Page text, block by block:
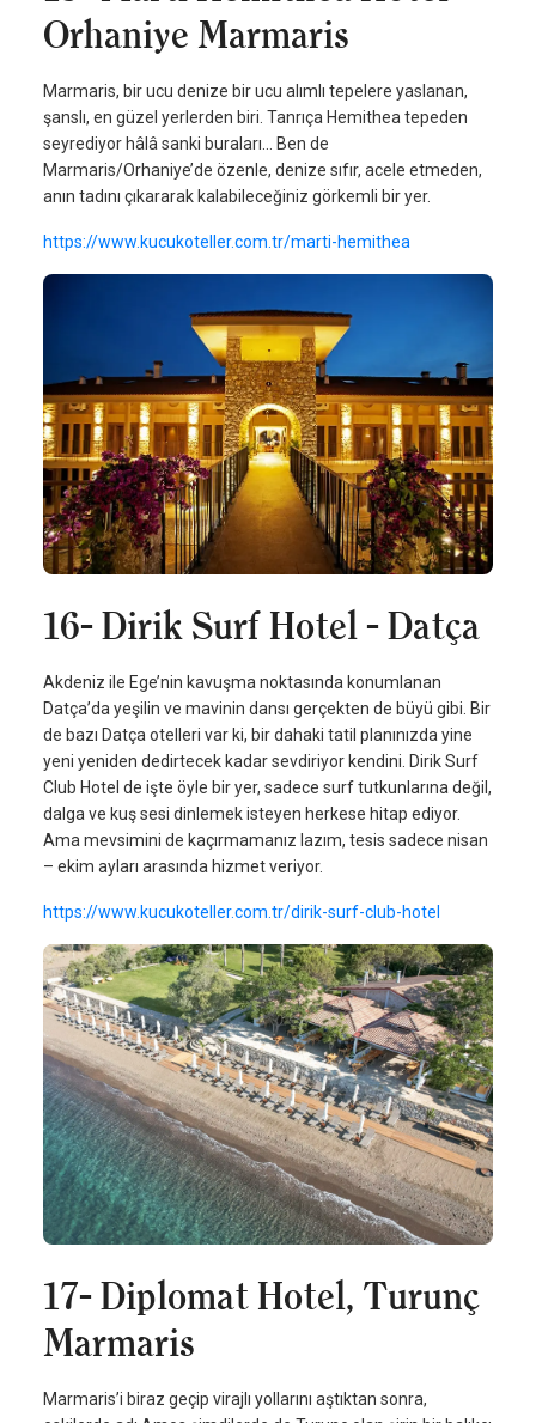
Orhaniye Marmaris
Marmaris, bir ucu denize bir ucu alımlı tepelere yaslanan,
şanslı, en güzel yerlerden biri. Tanrıça Hemithea tepeden
seyrediyor hâlâ sanki buraları… Ben de
Marmaris/Orhaniye’de özenle, denize sıfır, acele etmeden,
anın tadını çıkararak kalabileceğiniz görkemli bir yer.
https://www.kucukoteller.com.tr/marti-hemithea
16- Dirik Surf Hotel - Datça
Akdeniz ile Ege’nin kavuşma noktasında konumlanan
Datça’da yeşilin ve mavinin dansı gerçekten de büyü gibi. Bir
de bazı Datça otelleri var ki, bir dahaki tatil planınızda yine
yeni yeniden dedirtecek kadar sevdiriyor kendini. Dirik Surf
Club Hotel de işte öyle bir yer, sadece surf tutkunlarına değil,
dalga ve kuş sesi dinlemek isteyen herkese hitap ediyor.
Ama mevsimini de kaçırmamanız lazım, tesis sadece nisan
– ekim ayları arasında hizmet veriyor.
https://www.kucukoteller.com.tr/dirik-surf-club-hotel
17- Diplomat Hotel, Turunç
Marmaris
Marmaris’i biraz geçip virajlı yollarını aştıktan sonra,